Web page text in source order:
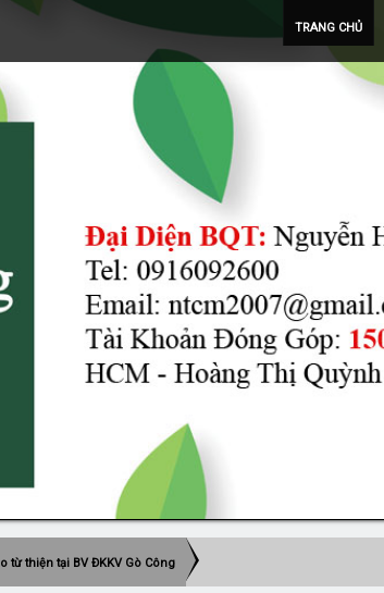
TRANG CHỦ
từ thiện tại BV ĐKKV Gò Công